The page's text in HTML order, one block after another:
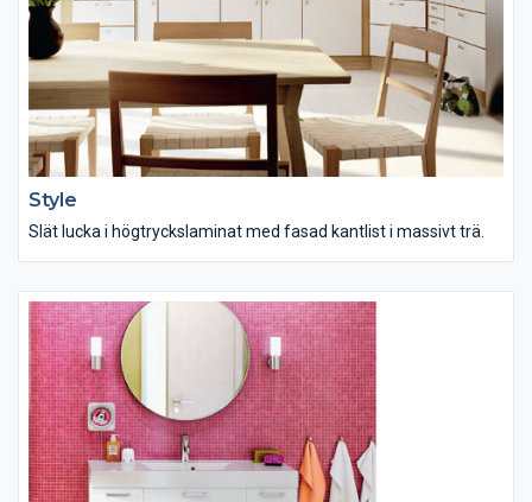
Style
Slät lucka i högtryckslaminat med fasad kantlist i massivt trä.